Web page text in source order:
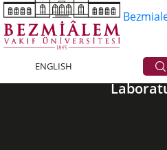
ENGLISHTıbbi Bitki